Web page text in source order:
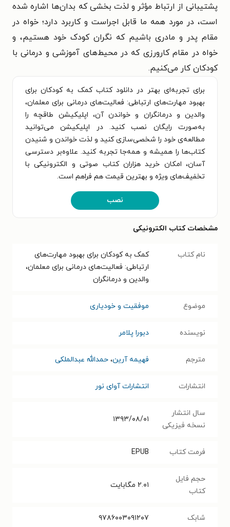
پشتیبانی از ارتباط مؤثر و لذت بخشی که بدان‌ها اشاره شده
است، در مورد همه ما قابل اجراست و کاربرد دارد؛ خواه در
مقام پدر و مادری باشیم که نگران کودک خود هستیم، و
خواه در مقام کارورزی که در محیط‌های آموزشی و درمانی با
کودکان کار می‌کنیم.
برای تجربه‌ای بهتر در دانلود کتاب کمک به کودکان برای
بهبود مهارت‌های ارتباطی: فعالیت‌های درمانی برای معلمان،
والدین و درمانگران و خواندن آن، اپلیکیشن طاقچه را
به‌صورت رایگان نصب کنید. در اپلیکیشن می‌توانید
مطالعه‌ی خود را شخصی‌سازی کنید و لذت خواندن و شنیدن
کتاب‌ها را همیشه و همه‌جا تجربه کنید. علاوه‌بر دسترسی
آسان، امکان خرید هزاران کتاب صوتی و الکترونیکی با
تخفیف‌های ویژه و بهترین قیمت هم فراهم است.
نصب
مشخصات کتاب الکترونیکی
نام کتاب
کمک به کودکان برای بهبود مهارت‌های
ارتباطی: فعالیت‌های درمانی برای معلمان،
والدین و درمانگران
موضوع موفقیت و خودیاری
نویسنده دبورا پلامر
مترجم فهیمه آرین، حمدالله عبدالملکی
انتشارات انتشارات آوای نور
سال انتشار
نسخه فیزیکی
۱۳۹۳/۰۸/۰۱
فرمت کتاب EPUB
حجم فایل
کتاب
۲.۰۱ مگابایت
شابک ۹۷۸۶۰۰۳۰۹۱۲۰۷